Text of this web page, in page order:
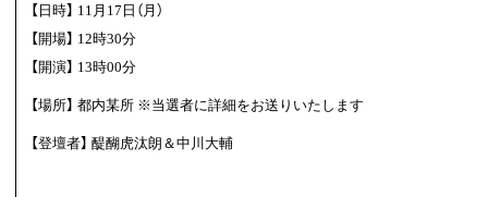
【日時】 11月17日（月）
【開場】 12時30分
【開演】 13時00分
【場所】 都内某所 ※当選者に詳細をお送りいたします
【登壇者】 醍醐虎汰朗＆中川大輔